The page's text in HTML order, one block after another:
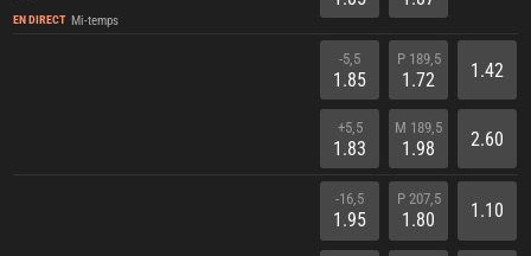
EN DIRECT Mi-temps
-5,5
1.85
+5,5
1.83
P 189,5
1.72
M 189,5
1.98
1.42
2.60
-16,5
1.95
P 207,5
1.80 1.10